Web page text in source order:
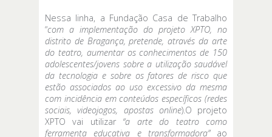
Nessa linha, a Fundação Casa de Trabalho
“com a implementação do projeto XPTO, no
distrito de Bragança, pretende, através da arte
do teatro, aumentar os conhecimentos de 150
adolescentes/jovens sobre a utilização saudável
da tecnologia e sobre os fatores de risco que
estão associados ao uso excessivo da mesma
com incidência em conteúdos específicos (redes
sociais, videojogos, apostas online).O projeto
XPTO vai utilizar“a arte do teatro como
ferramenta educativa e transformadora” ao